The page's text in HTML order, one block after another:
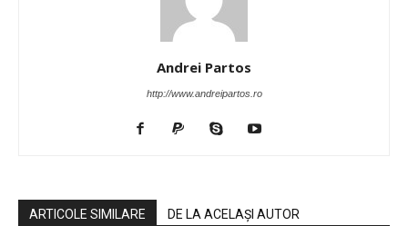
Andrei Partos
http://www.andreipartos.ro
ARTICOLE SIMILARE DE LA ACELAȘI AUTOR